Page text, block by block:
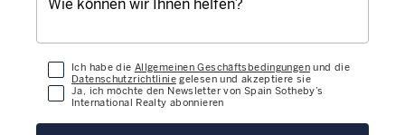
Ich habe die Allgemeinen Geschäftsbedingungenund die
Datenschutzrichtliniegelesen und akzeptiere sie
Ja, ich möchte den Newsletter von Spain Sotheby’s
International Realty abonnieren